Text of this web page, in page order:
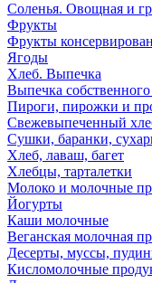
Соленья. Овощная и
Фрукты
Фрукты
Ягоды
Хлеб. Выпечка
Выпечка собственного
Пироги, пирожки и
Свежевыпеченный
Сушки, баранки,
Хлеб, лаваш, багет
Хлебцы, тарталетки
Молоко и молочные
Йогурты
Каши молочные
Веганская молочная
Десерты, муссы,
Кисломолочные